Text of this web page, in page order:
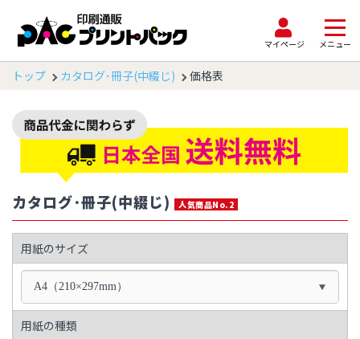
マイページ メニュー
トップ カタログ･冊子(中綴じ) 価格表
カタログ･冊子(中綴じ) 人気商品No.2
用紙のサイズ
A4（210×297mm）
用紙の種類